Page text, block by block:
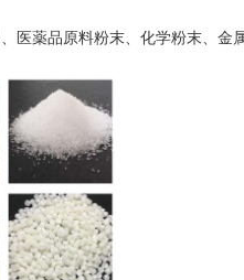
医薬品原料粉末、化学粉末、